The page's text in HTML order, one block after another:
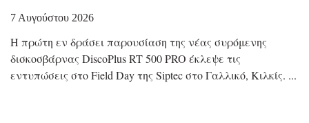
7 Αυγούστου 2026
Η πρώτη εν δράσει παρουσίαση της νέας συρόμενης
δισκοσβάρνας DiscoPlus RT 500 PRO έκλεψε τις
εντυπώσεις στο Field Day της Siptec στο Γαλλικό, Κιλκίς.